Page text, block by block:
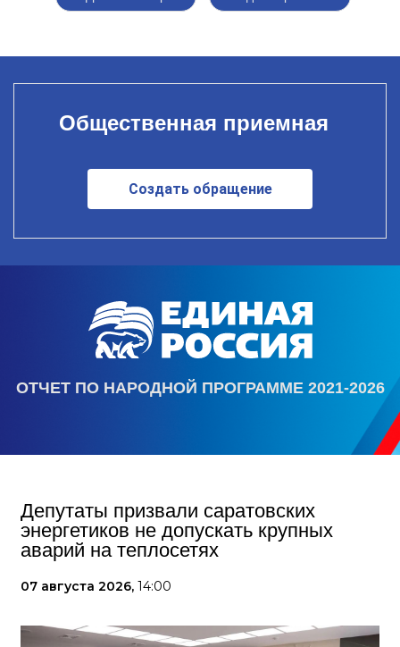
Общественная приемная
Создать обращение
ОТЧЕТ ПО НАРОДНОЙ ПРОГРАММЕ 2021-2026
Депутаты призвали саратовских
энергетиков не допускать крупных
аварий на теплосетях
07 августа 2026, 14:00